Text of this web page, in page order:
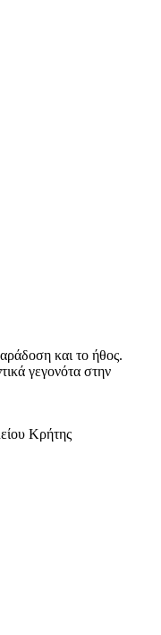
και το ήθος.
γεγονότα στην
Κρήτης